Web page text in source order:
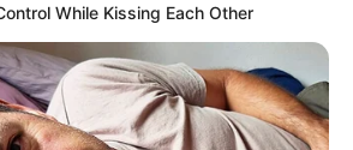
17/11/2024
While Kissing Each Other